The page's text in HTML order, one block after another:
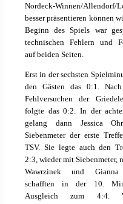
Nordeck-Winnen/Allendorf/
besser präsentieren können
Beginn des Spiels war
technischen Fehlern und
auf beiden Seiten.
Erst in der sechsten
den Gästen das 0:1. Nach
Fehlversuchen der
folgte das 0:2. In der
gelang dann Jessica
Siebenmeter der erste
TSV. Sie legte auch den
2:3, wieder mit Siebenmeter,
Wawrzinek und Gianna
schafften in der 10.
Ausgleich zum 4:4.